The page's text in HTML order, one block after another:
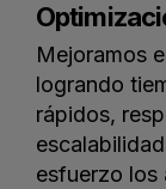
Mejoramos
logrando
rápidos,
esfuerzo los